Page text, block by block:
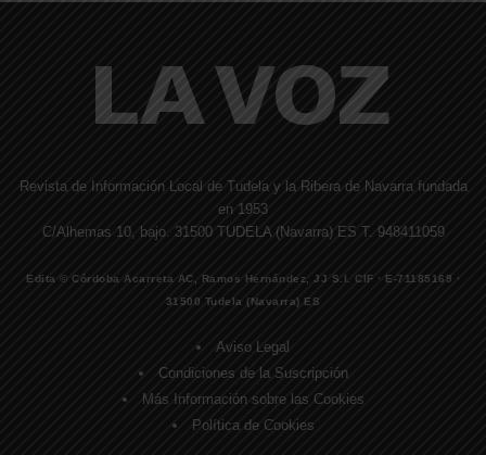
Revista de Información Local de Tudela y la Ribera de Navarra fundada
en 1953
C/Alhemas 10, bajo. 31500 TUDELA (Navarra) ES T. 948411059
Edita © Córdoba Acarreta AC, Ramos Hernández, JJ S.I. CIF · E-71185169 ·
31500 Tudela (Navarra) ES
Aviso Legal
Condiciones de la Suscripción
Más Información sobre las Cookies
Política de Cookies